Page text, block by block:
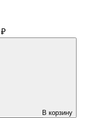
₽
В корзину